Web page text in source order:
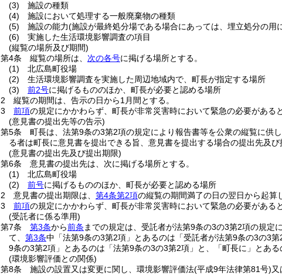
(3)
施設の種類
(4)
施設において処理する一般廃棄物の種類
(5)
施設の能力(施設が最終処分場である場合にあっては、埋立処分の用
(6)
実施した生活環境影響調査の項目
(縦覧の場所及び期間)
第4条
縦覧の場所は、 次の各号に掲げる場所とする。
(1)
北広島町役場
(2)
生活環境影響調査を実施した周辺地域内で、町長が指定する場所
(3)
前2号に掲げるもののほか、町長が必要と認める場所
2
縦覧の期間は、告示の日から1月間とする。
3
前項の規定にかかわらず、町長が非常災害時において緊急の必要がある
(意見書の提出先等の告示)
第5条
町長は、法第9条の3第2項の規定により報告書等を公衆の縦覧に供
る者は町長に意見書を提出できる旨、意見書を提出する場合の提出先及
(意見書の提出先及び提出期限)
第6条
意見書の提出先は、次に掲げる場所とする。
(1)
北広島町役場
(2)
前号に掲げるもののほか、町長が必要と認める場所
2
意見書の提出期限は、 第4条第2項の縦覧の期間満了の日の翌日から起算
3
前項の規定にかかわらず、町長が非常災害時において緊急の必要がある
(受託者に係る準用)
第7条
第3条から前条 までの規定は、受託者が法第9条の3の3第2項の規定
て、 第3条中「法第9条の3第2項」とあるのは「受託者が法第9条の3の3
9条の3第2項」とあるのは「法第9条の3の3第2項」と、「町長に」とある
(環境影響評価との関係)
第8条
施設の設置又は変更に関し、環境影響評価法(平成9年法律第81号)